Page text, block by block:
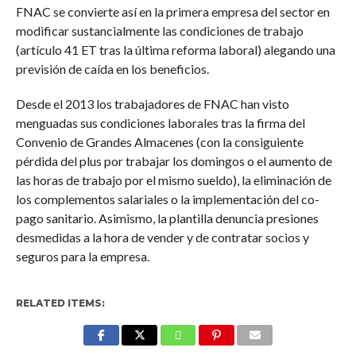
FNAC se convierte así en la primera empresa del sector en
modificar sustancialmente las condiciones de trabajo
(artículo 41 ET tras la última reforma laboral) alegando una
previsión de caída en los beneficios.
Desde el 2013 los trabajadores de FNAC han visto
menguadas sus condiciones laborales tras la firma del
Convenio de Grandes Almacenes (con la consiguiente
pérdida del plus por trabajar los domingos o el aumento de
las horas de trabajo por el mismo sueldo), la eliminación de
los complementos salariales o la implementación del co-
pago sanitario. Asimismo, la plantilla denuncia presiones
desmedidas a la hora de vender y de contratar socios y
seguros para la empresa.
RELATED ITEMS: